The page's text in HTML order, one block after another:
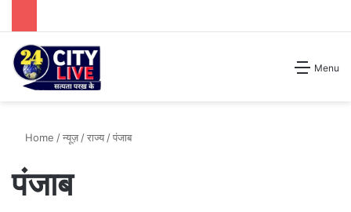
Menu
Search for
Home /न्यूज़ /राज्य /पंजाब
पंजाब